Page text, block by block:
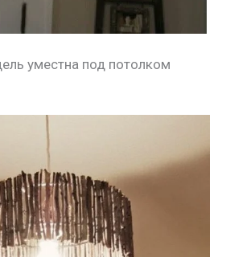
уместна под потолком